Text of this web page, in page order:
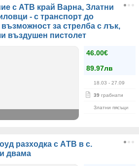
с АТВ край Варна, Златни
- с транспорт до
възможност за стрелба с лък,
въздушен пистолет
46.00€
89.97лв
18.03 - 27.09
39 грабнати
Златни пясъци
разходкa с АTВ в с.
двама